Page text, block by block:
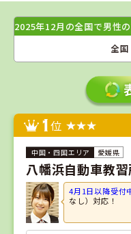
2025年12月の全国で男性
全
1位
愛媛県
八幡浜自動車教
4月1日以降受付
なし）対応！